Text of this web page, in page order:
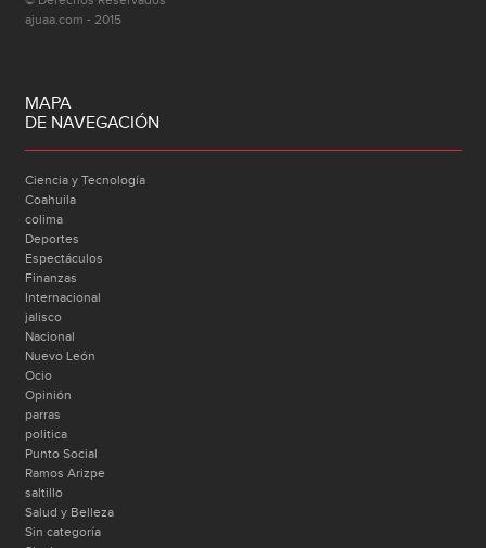
ajuaa.com - 2015
MAPA
DE NAVEGACIÓN
Ciencia y Tecnología
Coahuila
colima
Deportes
Espectáculos
Finanzas
Internacional
jalisco
Nacional
Nuevo León
Ocio
Opinión
parras
politica
Punto Social
Ramos Arizpe
saltillo
Salud y Belleza
Sin categoría